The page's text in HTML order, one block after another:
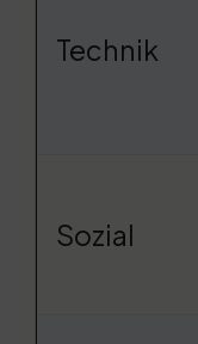
Technik
Sozial